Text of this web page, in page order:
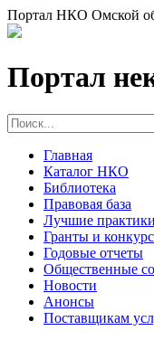
Портал НКО Омской
Портал
Главная
Каталог НКО
Библиотека
Правовая база
Лучшие практики
Гранты и
Годовые отчеты
Общественные
Новости
Анонсы
Поставщикам